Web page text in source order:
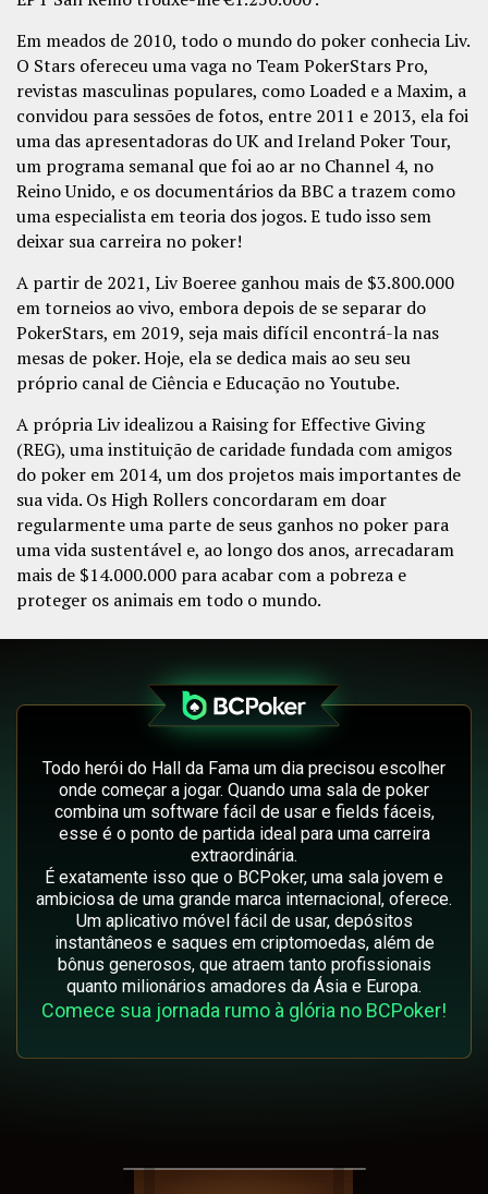
Em meados de 2010, todo o mundo do poker conhecia Liv.
O Stars ofereceu uma vaga no Team PokerStars Pro,
revistas masculinas populares, como Loaded e a Maxim, a
convidou para sessões de fotos, entre 2011 e 2013, ela foi
uma das apresentadoras do UK and Ireland Poker Tour,
um programa semanal que foi ao ar no Channel 4, no
Reino Unido, e os documentários da BBC a trazem como
uma especialista em teoria dos jogos. E tudo isso sem
deixar sua carreira no poker!
A partir de 2021, Liv Boeree ganhou mais de $3.800.000
em torneios ao vivo, embora depois de se separar do
PokerStars, em 2019, seja mais difícil encontrá-la nas
mesas de poker. Hoje, ela se dedica mais ao seu seu
próprio canal de Ciência e Educação no Youtube.
A própria Liv idealizou a Raising for Effective Giving
(REG), uma instituição de caridade fundada com amigos
do poker em 2014, um dos projetos mais importantes de
sua vida. Os High Rollers concordaram em doar
regularmente uma parte de seus ganhos no poker para
uma vida sustentável e, ao longo dos anos, arrecadaram
mais de $14.000.000 para acabar com a pobreza e
proteger os animais em todo o mundo.
Todo herói do Hall da Fama um dia precisou escolher
onde começar a jogar. Quando uma sala de poker
combina um software fácil de usar e fields fáceis,
esse é o ponto de partida ideal para uma carreira
extraordinária.
É exatamente isso que o BCPoker, uma sala jovem e
ambiciosa de uma grande marca internacional, oferece.
Um aplicativo móvel fácil de usar, depósitos
instantâneos e saques em criptomoedas, além de
bônus generosos, que atraem tanto profissionais
quanto milionários amadores da Ásia e Europa.
Comece sua jornada rumo à glória no BCPoker!